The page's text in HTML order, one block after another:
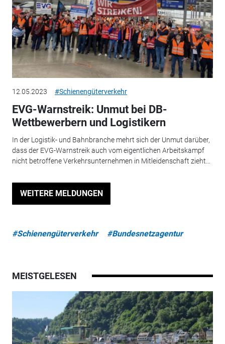
12.05.2023 #Schienengüterverkehr
EVG-Warnstreik: Unmut bei DB-
Wettbewerbern und Logistikern
In der Logistik- und Bahnbranche mehrt sich der Unmut darüber,
dass der EVG-Warnstreik auch vom eigentlichen Arbeitskampf
nicht betroffene Verkehrsunternehmen in Mitleidenschaft zieht...
WEITERE MELDUNGEN
#Schienengüterverkehr #Bundesnetzagentur
MEISTGELESEN